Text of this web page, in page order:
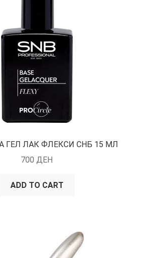
ГЕЛ ЛАК ФЛЕКСИ СНБ 15 МЛ
700 ДЕН
ADD TO CART